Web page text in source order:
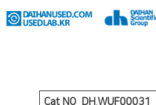
Cat NO DH.WUF00031